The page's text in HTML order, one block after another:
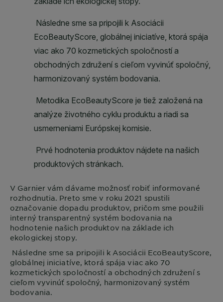
V Garniervám dávame možnosť robiť informované
rozhodnutia. Preto sme v roku 2021 spustili
označovanie dopadu produktov, pričom sme použili
interný transparentný systém bodovania na
hodnotenie našich produktov na základe ich
ekologickej stopy.
Následne sme sa pripojili k Asociácii EcoBeautyScore,
globálnej iniciatíve, ktorá spája viac ako 70
kozmetických spoločností a obchodných združení s
cieľom vyvinúť spoločný, harmonizovaný systém
bodovania.